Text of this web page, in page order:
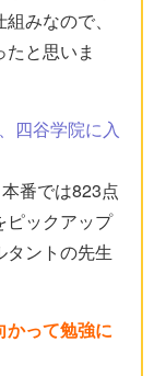
みなので、
と思いま
四谷学院に入
番では823点
ピックアップ
タントの先生
かって勉強に